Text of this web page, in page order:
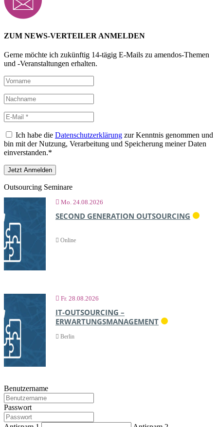
ZUM NEWS-VERTEILER ANMELDEN
Gerne möchte ich zukünftig 14-tägig E-Mails zu amendos-Themen
und -Veranstaltungen erhalten.
Ich habe die Datenschutzerklärung zur Kenntnis genommen und
bin mit der Nutzung, Verarbeitung und Speicherung meiner Daten
einverstanden.*
Outsourcing Seminare
Mo. 24.08.2026
SECOND GENERATION OUTSOURCING
Online
Fr. 28.08.2026
IT-OUTSOURCING –
ERWARTUNGSMANAGEMENT
Berlin
Benutzername
Passwort